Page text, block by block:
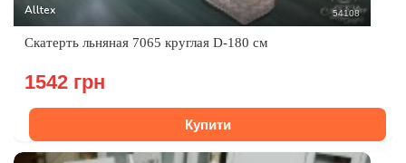
Alltex 54108
Скатерть льняная 7065 круглая D-180 см
1542 грн
Купити